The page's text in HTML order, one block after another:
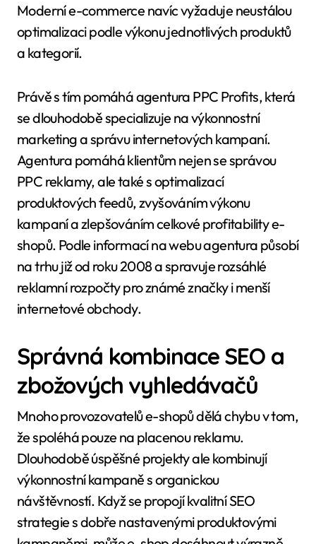
Moderní e-commerce navíc vyžaduje neustálou
optimalizaci podle výkonu jednotlivých produktů
a kategorií.
Právě s tím pomáhá agentura PPC Profits, která
se dlouhodobě specializuje na výkonnostní
marketing a správu internetových kampaní.
Agentura pomáhá klientům nejen se správou
PPC reklamy, ale také s optimalizací
produktových feedů, zvyšováním výkonu
kampaní a zlepšováním celkové profitability e-
shopů. Podle informací na webu agentura působí
na trhu již od roku 2008 a spravuje rozsáhlé
reklamní rozpočty pro známé značky i menší
internetové obchody.
Správná kombinace SEO a
zbožových vyhledávačů
Mnoho provozovatelů e-shopů dělá chybu v tom,
že spoléhá pouze na placenou reklamu.
Dlouhodobě úspěšné projekty ale kombinují
výkonnostní kampaně s organickou
návštěvností. Když se propojí kvalitní SEO
strategie s dobře nastavenými produktovými